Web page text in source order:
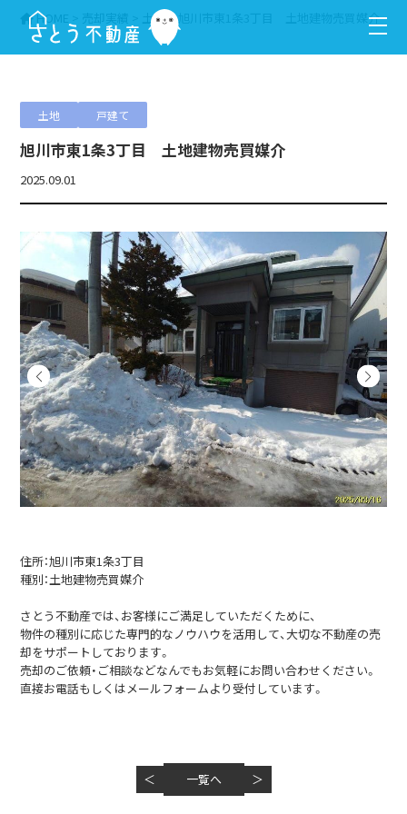
HOME 土地>旭川市東1条3丁目 土地建物売買媒介
土地 戸建て
旭川市東1条3丁目 土地建物売買媒介
2025.09.01
住所：旭川市東1条3丁目
種別：土地建物売買媒介
さとう不動産では、お客様にご満足していただくために、
物件の種別に応じた専門的なノウハウを活用して、大切な不動産の売
却をサポートしております。
売却のご依頼・ご相談などなんでもお気軽にお問い合わせください。
直接お電話もしくはメールフォームより受付しています。
＜ 一覧へ ＞